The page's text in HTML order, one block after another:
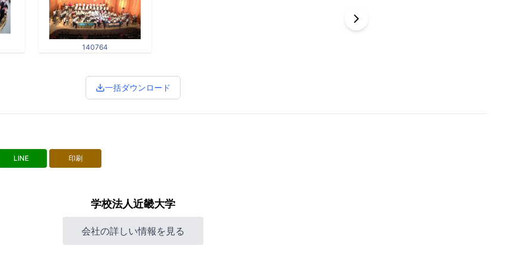
140764
一括ダウンロード
LINE 印刷
学校法人近畿大学
会社の詳しい情報を見る